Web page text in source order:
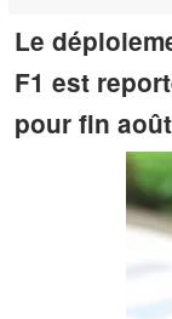
Le
F1 est
pour fin août